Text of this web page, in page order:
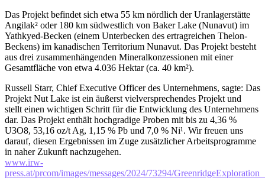
Das Projekt befindet sich etwa 55 km nördlich der Uranlagerstätte
Angilak² oder 180 km südwestlich von Baker Lake (Nunavut) im
Yathkyed-Becken (einem Unterbecken des ertragreichen Thelon-
Beckens) im kanadischen Territorium Nunavut. Das Projekt besteht
aus drei zusammenhängenden Mineralkonzessionen mit einer
Gesamtfläche von etwa 4.036 Hektar (ca. 40 km²).
Russell Starr, Chief Executive Officer des Unternehmens, sagte: Das
Projekt Nut Lake ist ein äußerst vielversprechendes Projekt und
stellt einen wichtigen Schritt für die Entwicklung des Unternehmens
dar. Das Projekt enthält hochgradige Proben mit bis zu 4,36 %
U3O8, 53,16 oz/t Ag, 1,15 % Pb und 7,0 % Ni¹. Wir freuen uns
darauf, diesen Ergebnissen im Zuge zusätzlicher Arbeitsprogramme
in naher Zukunft nachzugehen.
www.irw-
press.at/prcom/images/messages/2024/73294/